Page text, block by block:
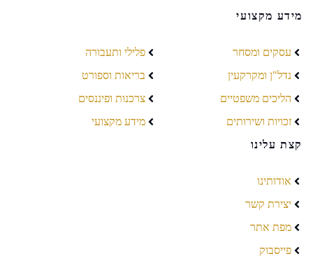
מידע מקצועי
עסקים ומסחר
נדל"ן ומקרקעין
הליכים משפטיים
זכויות ושירותים
פלילי ותעבורה
בריאות וספורט
צרכנות ופיננסים
מידע מקצועי
קצת עלינו
אודותינו
יצירת קשר
מפת אתר
פייסבוק